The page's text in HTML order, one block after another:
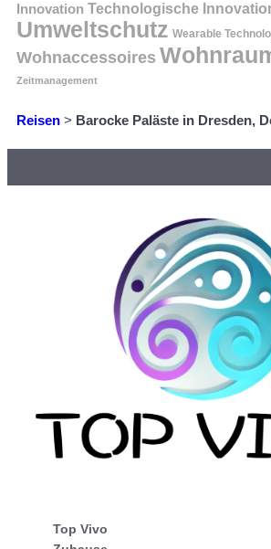
Innovation Technologische
Umweltschutz Wearable
Wohnaccessoires
Zeitmanagement
Reisen > Barocke Paläste in Dresden,
Top Vivo